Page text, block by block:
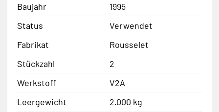
Baujahr
1995
Status
Verwendet
Fabrikat
Rousselet
Stückzahl
2
Werkstoff
V2A
Leergewicht
2.000 kg